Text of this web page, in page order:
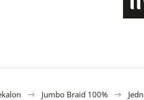
Jumbo Braid 100%